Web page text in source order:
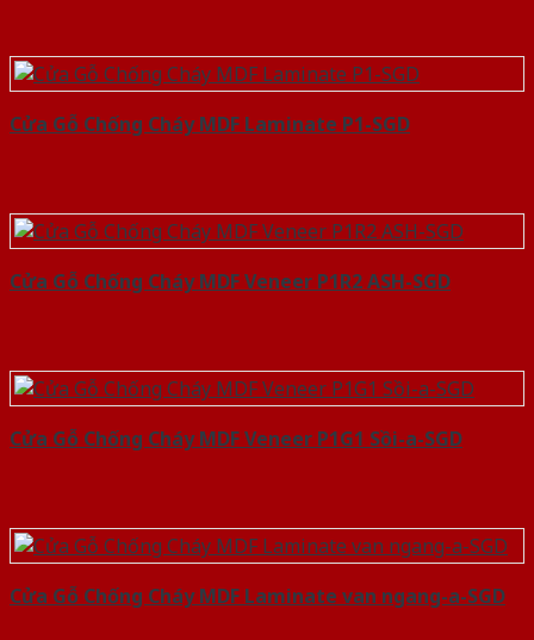
Cửa Gỗ Chống Cháy MDF Laminate P1-SGD
Cửa Gỗ Chống Cháy MDF Veneer P1R2 ASH-SGD
Cửa Gỗ Chống Cháy MDF Veneer P1G1 Sồi-a-SGD
Cửa Gỗ Chống Cháy MDF Laminate van ngang-a-SGD